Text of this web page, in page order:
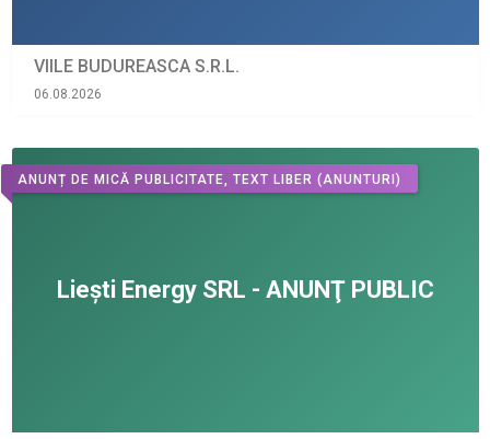
VIILE BUDUREASCA S.R.L.
06.08.2026
ANUNȚ DE MICĂ PUBLICITATE, TEXT LIBER (ANUNTURI)